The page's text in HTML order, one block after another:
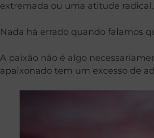
extremada ou uma atitude radical.
Nada há errado quando falamos
A paixão não é algo
apaixonado tem um excesso de